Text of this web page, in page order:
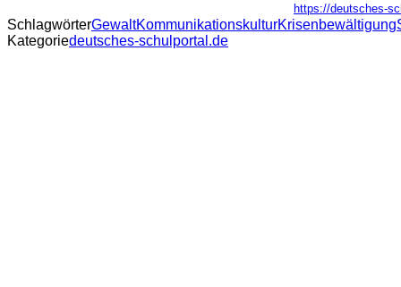
https://deutsches-
SchlagwörterGewaltKommunikationskulturKrisenbewältigung
Kategoriedeutsches-schulportal.de